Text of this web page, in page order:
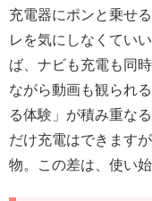
充電器にポンと乗せ
レを気にしなくてい
ば、ナビも充電も同
ながら動画も観られ
る体験」が積み重な
だけ充電はできます
物。この差は、使い